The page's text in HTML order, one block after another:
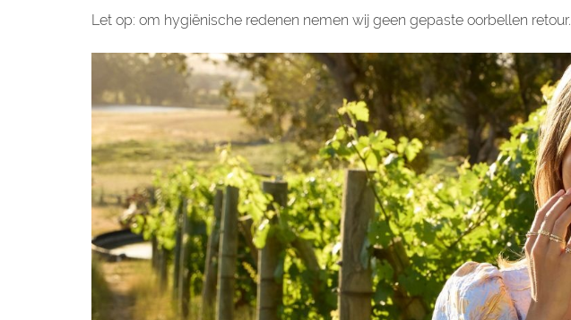
Let op: om hygiënische redenen nemen wij geen gepaste oorbellen retour.